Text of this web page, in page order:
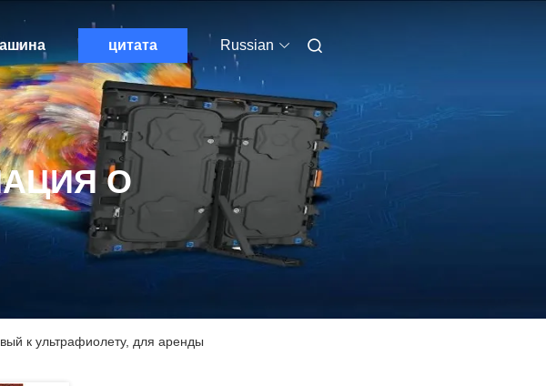
цитата Russian
О
к ультрафиолету, для аренды